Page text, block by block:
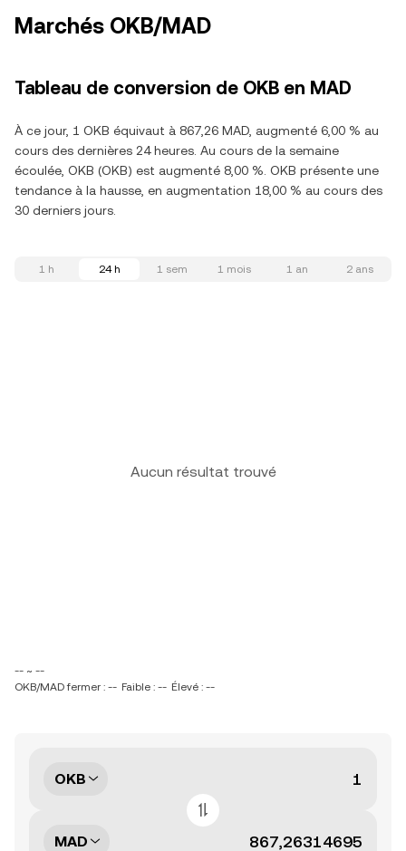
Marchés OKB/MAD
Tableau de conversion de OKB en MAD
À ce jour, 1 OKB équivaut à 867,26 MAD, augmenté 6,00 % au
cours des dernières 24 heures. Au cours de la semaine
écoulée, OKB (OKB) est augmenté 8,00 %. OKB présente une
tendance à la hausse, en augmentation 18,00 % au cours des
30 derniers jours.
1 h 24 h 1 sem 1 mois 1 an 2 ans
Aucun résultat trouvé
-- ~ --
OKB/MAD fermer : -- Faible : -- Élevé : --
OKB
MAD